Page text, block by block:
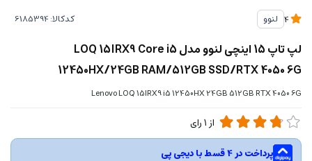
لنوو کدکالا:
لپ تاپ 15 اینچی لنوو مدل LOQ 15IRX9 Core i5
12450HX/24GB RAM/512GB SSD/RTX 4050 6G
Lenovo LOQ 15IRX9 i5 12450HX 24GB 512GB RTX 4050 6G
از 1رای
پرداخت در 4 قسط با دیجی پی